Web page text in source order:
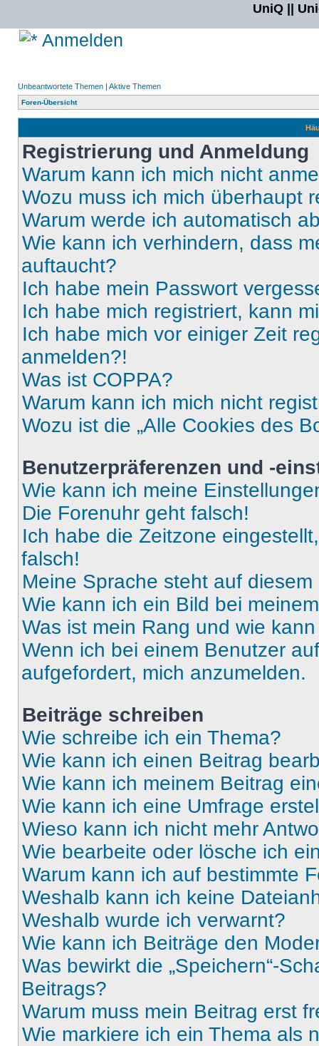
UniQ ||
Anmelden
Unbeantwortete Themen | Aktive Themen
Foren-Übersicht
Registrierung und Anmeldung
Warum kann ich mich nicht
Wozu muss ich mich überhaupt
Warum werde ich automatisch
Wie kann ich verhindern, dass
auftaucht?
Ich habe mein Passwort
Ich habe mich registriert, kann
Ich habe mich vor einiger Zeit
anmelden?!
Was ist COPPA?
Warum kann ich mich nicht
Wozu ist die „Alle Cookies des
Benutzerpräferenzen und -
Wie kann ich meine
Die Forenuhr geht falsch!
Ich habe die Zeitzone
falsch!
Meine Sprache steht auf
Wie kann ich ein Bild bei
Was ist mein Rang und wie
Wenn ich bei einem Benutzer
aufgefordert, mich anzumelden.
Beiträge schreiben
Wie schreibe ich ein Thema?
Wie kann ich einen Beitrag
Wie kann ich meinem Beitrag
Wie kann ich eine Umfrage
Wieso kann ich nicht mehr
Wie bearbeite oder lösche ich
Warum kann ich auf bestimmte
Weshalb kann ich keine
Weshalb wurde ich verwarnt?
Wie kann ich Beiträge den
Was bewirkt die „Speichern“-
Beitrags?
Warum muss mein Beitrag erst
Wie markiere ich ein Thema als